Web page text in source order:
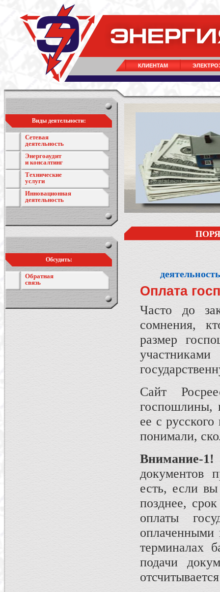
КЛИЕНТАМ
Виды деятельности:
Сетевая
деятельность
Энергоаудит
и консалтинг
Технические
услуги
Инновационная
деятельность
Обсудить:
Обратная
связь
деятельность
Оплата
Часто до
сомнения,
размер
Сайт
госпошлины,
ее с
понимали,
Внимание-1!
документов
есть, если
позднее,
оплаты
оплаченными
терминалах
подачи